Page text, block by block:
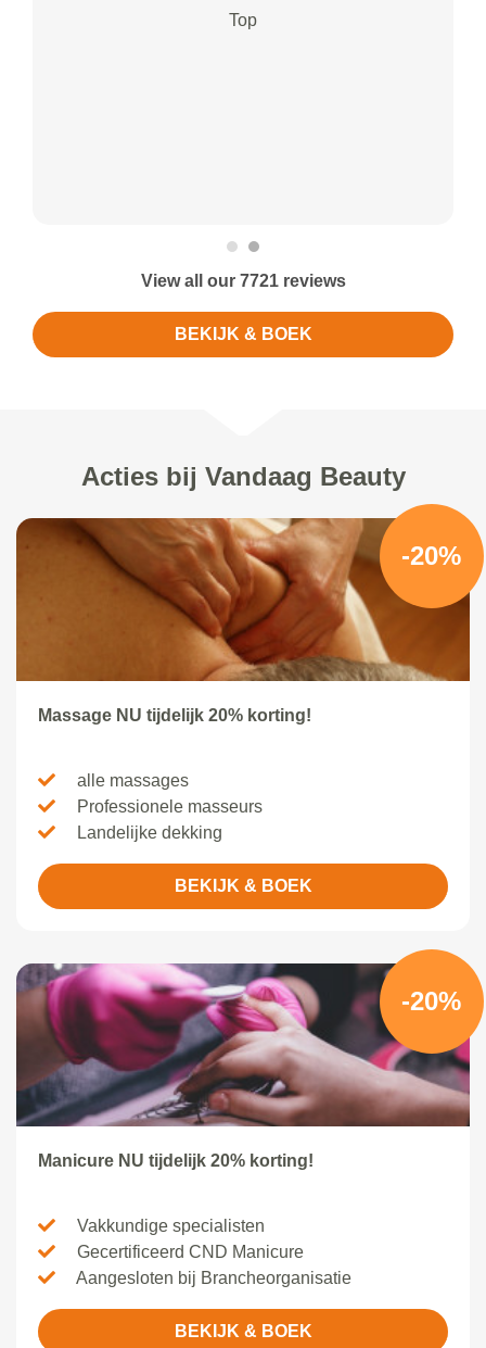
Top
View all our 7721 reviews
BEKIJK & BOEK
Acties bij Vandaag Beauty
-20%
Massage NU tijdelijk 20% korting!
alle massages
Professionele masseurs
Landelijke dekking
BEKIJK & BOEK
-20%
Manicure NU tijdelijk 20% korting!
Vakkundige specialisten
Gecertificeerd CND Manicure
Aangesloten bij Brancheorganisatie
BEKIJK & BOEK